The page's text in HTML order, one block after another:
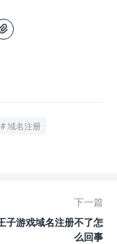
域名注册
下一篇
子游戏域名注册不了怎
么回事